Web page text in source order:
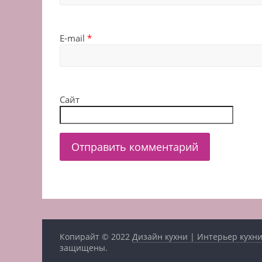
E-mail *
Сайт
Копирайт © 2022 Дизайн кухни | Интерьер
защищены.